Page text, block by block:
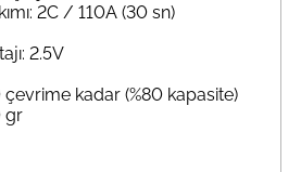
2C / 110A (30 sn)
2.5V
kadar (%80 kapasite)
gr